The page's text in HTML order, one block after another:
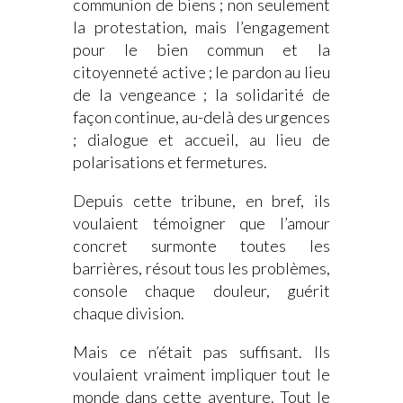
communion de biens ; non seulement
la protestation, mais l’engagement
pour le bien commun et la
citoyenneté active ; le pardon au lieu
de la vengeance ; la solidarité de
façon continue, au-delà des urgences
; dialogue et accueil, au lieu de
polarisations et fermetures.
Depuis cette tribune, en bref, ils
voulaient témoigner que l’amour
concret surmonte toutes les
barrières, résout tous les problèmes,
console chaque douleur, guérit
chaque division.
Mais ce n’était pas suffisant. Ils
voulaient vraiment impliquer tout le
monde dans cette aventure. Tout le